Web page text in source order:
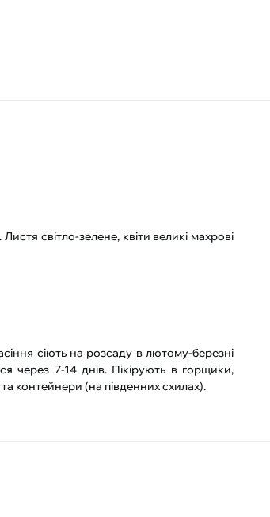
світло-зелене, квіти великі махрові
сіють на розсаду в лютому-березні
через 7-14 днів. Пікірують в горщики,
контейнери (на південних схилах).